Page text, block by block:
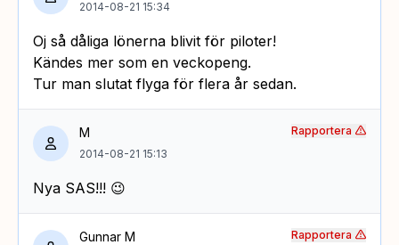
2014-08-21 15:34
Oj så dåliga lönerna blivit för piloter!
Kändes mer som en veckopeng.
Tur man slutat flyga för flera år sedan.
M
2014-08-21 15:13
Nya SAS!!! 😉
Rapportera
Gunnar M Rapportera